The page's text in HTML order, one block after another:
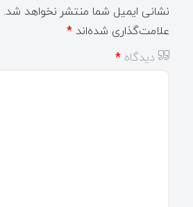
نشانی ایمیل شما منتشر نخواهد شد.
علامت‌گذاری شده‌اند *
دیدگاه *